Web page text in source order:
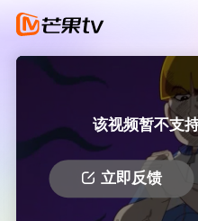
该视频暂不支
立即反馈